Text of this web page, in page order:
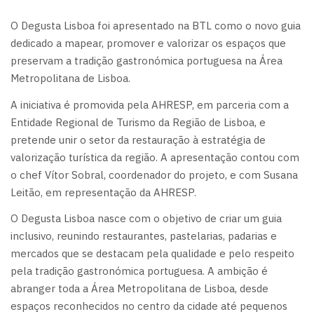
O Degusta Lisboa foi apresentado na BTL como o novo guia
dedicado a mapear, promover e valorizar os espaços que
preservam a tradição gastronómica portuguesa na Área
Metropolitana de Lisboa.
A iniciativa é promovida pela AHRESP, em parceria com a
Entidade Regional de Turismo da Região de Lisboa, e
pretende unir o setor da restauração à estratégia de
valorização turística da região. A apresentação contou com
o chef Vítor Sobral, coordenador do projeto, e com Susana
Leitão, em representação da AHRESP.
O Degusta Lisboa nasce com o objetivo de criar um guia
inclusivo, reunindo restaurantes, pastelarias, padarias e
mercados que se destacam pela qualidade e pelo respeito
pela tradição gastronómica portuguesa. A ambição é
abranger toda a Área Metropolitana de Lisboa, desde
espaços reconhecidos no centro da cidade até pequenos